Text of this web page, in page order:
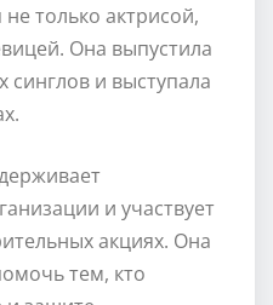
только актрисой,
Она выпустила
синглов и выступала
и участвует
акциях. Она
тем, кто